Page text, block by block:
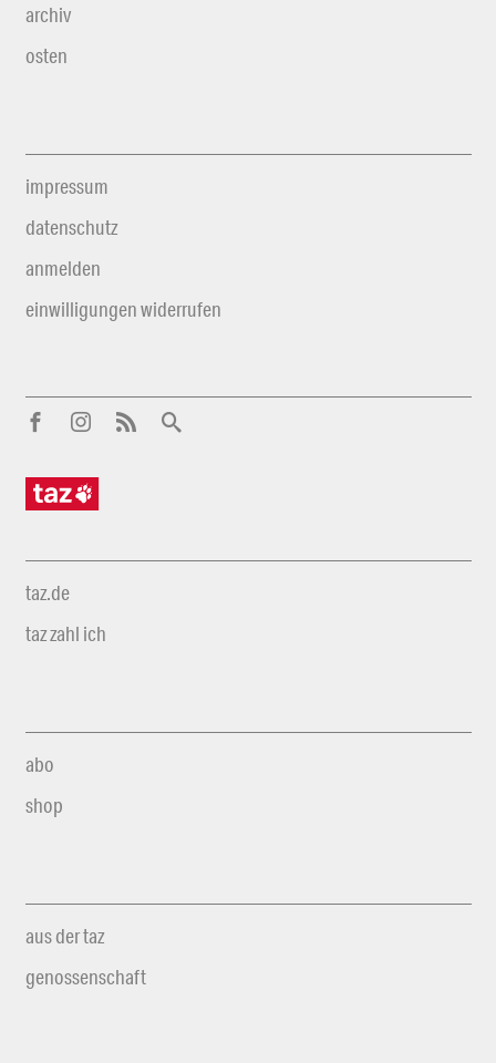
archiv
osten
impressum
datenschutz
anmelden
einwilligungen widerrufen
taz.de
taz zahl ich
abo
shop
aus der taz
genossenschaft